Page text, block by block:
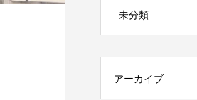
未分類
アーカイブ